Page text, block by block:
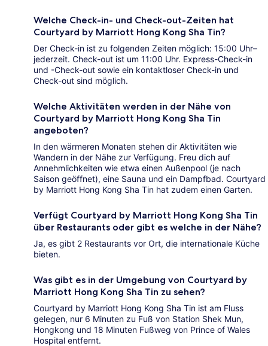
Welche Check-in- und Check-out-Zeiten hat
Courtyard by Marriott Hong Kong Sha Tin?
Der Check-in ist zu folgenden Zeiten möglich: 15:00 Uhr–
jederzeit. Check-out ist um 11:00 Uhr. Express-Check-in
und -Check-out sowie ein kontaktloser Check-in und
Check-out sind möglich.
Welche Aktivitäten werden in der Nähe von
Courtyard by Marriott Hong Kong Sha Tin
angeboten?
In den wärmeren Monaten stehen dir Aktivitäten wie
Wandern in der Nähe zur Verfügung. Freu dich auf
Annehmlichkeiten wie etwa einen Außenpool (je nach
Saison geöffnet), eine Sauna und ein Dampfbad. Courtyard
by Marriott Hong Kong Sha Tin hat zudem einen Garten.
Verfügt Courtyard by Marriott Hong Kong Sha Tin
über Restaurants oder gibt es welche in der Nähe?
Ja, es gibt 2 Restaurants vor Ort, die internationale Küche
bieten.
Was gibt es in der Umgebung von Courtyard by
Marriott Hong Kong Sha Tin zu sehen?
Courtyard by Marriott Hong Kong Sha Tin ist am Fluss
gelegen, nur 6 Minuten zu Fuß von Station Shek Mun,
Hongkong und 18 Minuten Fußweg von Prince of Wales
Hospital entfernt.